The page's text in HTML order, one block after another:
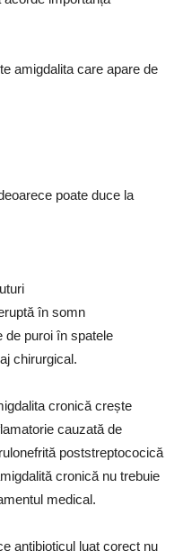
amigdalita care apare de
poate duce la
în somn
de puroi în spatele
chirurgical.
cronică crește
cauzată de
poststreptococică
cronică nu trebuie
medical.
antibioticul luat corect nu